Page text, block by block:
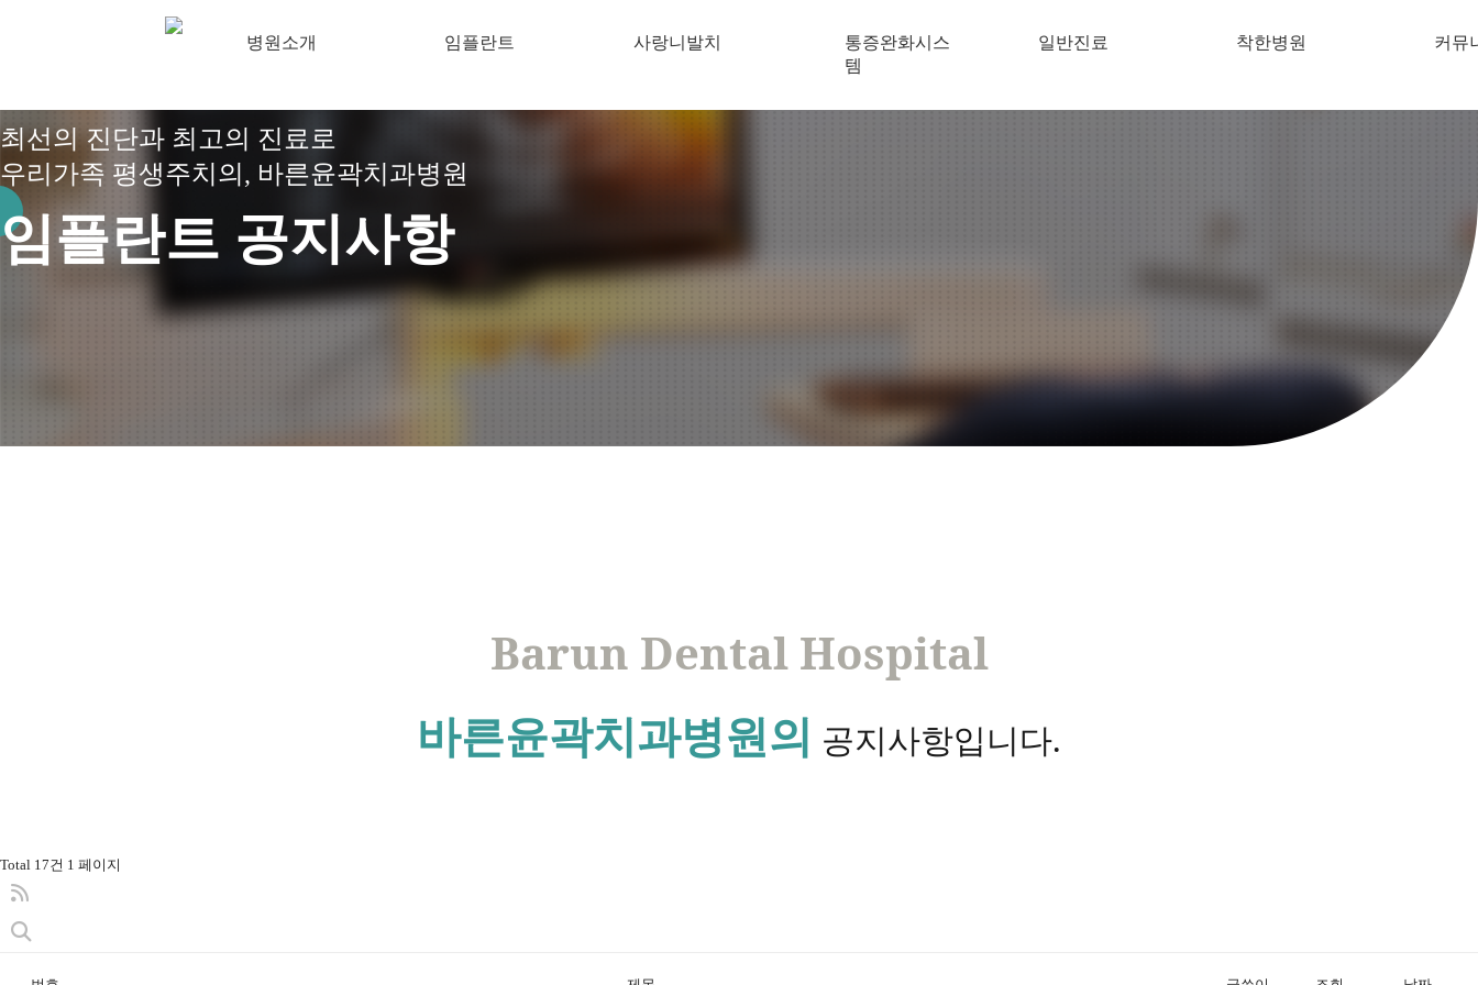
병원소개 임플란트 사랑니발치
통증완화시스
템
일반진료 착한병원 커뮤
최선의 진단과 최고의 진료로
우리가족 평생주치의, 바른윤곽치과병원
임플란트 공지사항
Barun Dental Hospital
바른윤곽치과병원의 공지사항입니다.
Total 17건 1 페이지